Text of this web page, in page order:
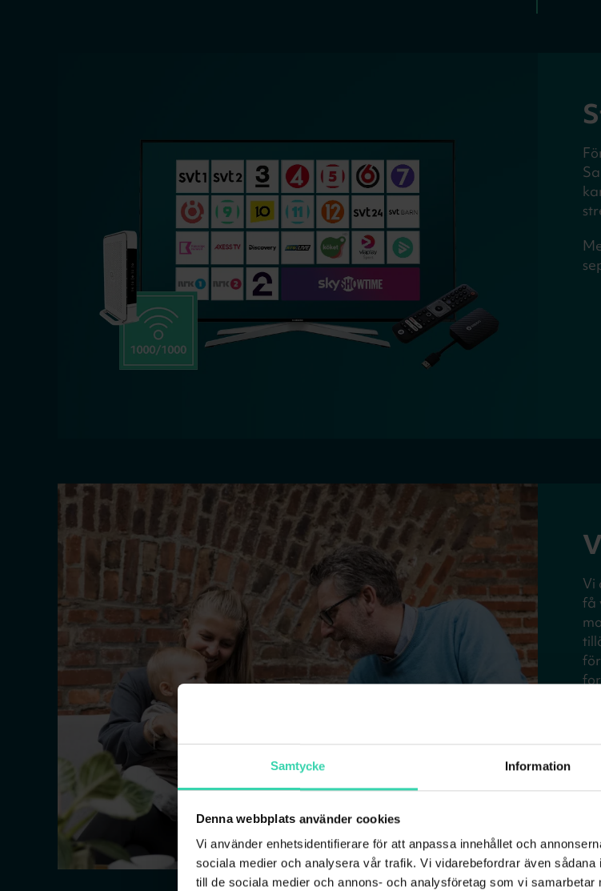
Samtycke Information
Denna webbplats använder cookies
Vi använder enhetsidentifierare för att anpassa innehållet och
sociala medier och analysera vår trafik. Vi vidarebefordrar även
till de sociala medier och annons- och analysföretag som vi
Vi
få